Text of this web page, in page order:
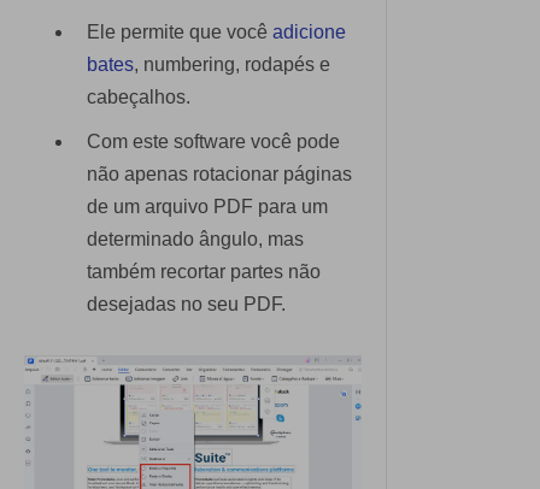
Ele permite que você adicione
bates, numbering, rodapés e
cabeçalhos.
Com este software você pode
não apenas rotacionar páginas
de um arquivo PDF para um
determinado ângulo, mas
também recortar partes não
desejadas no seu PDF.